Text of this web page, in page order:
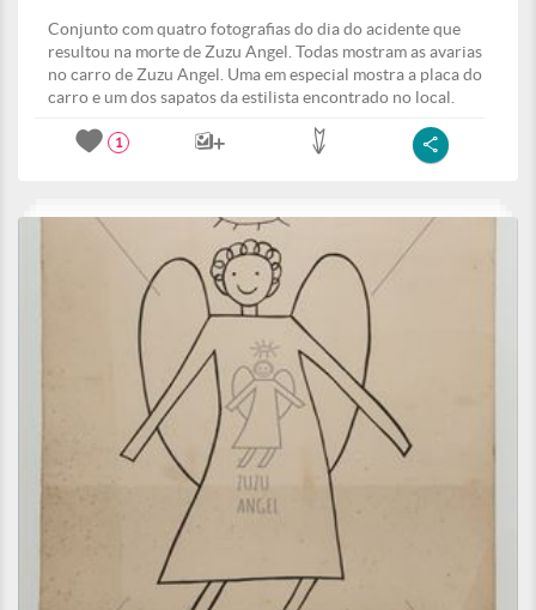
Conjunto com quatro fotografias do dia do acidente que
resultou na morte de Zuzu Angel. Todas mostram as avarias
no carro de Zuzu Angel. Uma em especial mostra a placa do
carro e um dos sapatos da estilista encontrado no local.
1